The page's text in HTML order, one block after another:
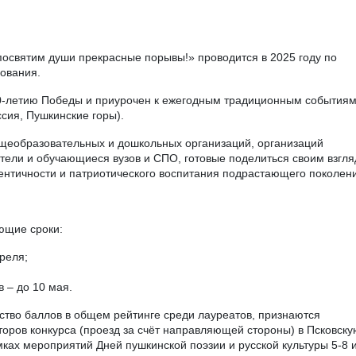
летию Победы и приурочен к ежегодным традиционным
Пушкинские горы).
и дошкольных организаций, организаций
и обучающиеся вузов и СПО, готовые поделиться своим
и патриотического воспитания подрастающего
сроки:
– до 10 мая.
баллов в общем рейтинге среди лауреатов, признаются
конкурса (проезд за счёт направляющей стороны) в
мероприятий Дней пушкинской поэзии и русской культуры 5-8